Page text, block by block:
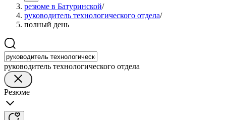
резюме в Батуринской/
руководитель технологического отдела/
полный день
руководитель технологического отдела
Резюме